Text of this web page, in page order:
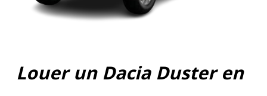
Louer un Dacia Duster en